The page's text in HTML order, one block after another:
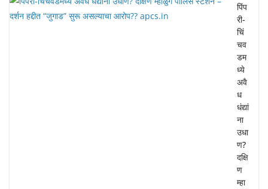
पिंप
री-
चिं
चव
डम
ध्ये
अवै
ध
धंद्यां
ना
उधा
ण?
दक्षि
ण
म्हा